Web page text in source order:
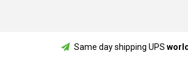
Same day shipping UPS